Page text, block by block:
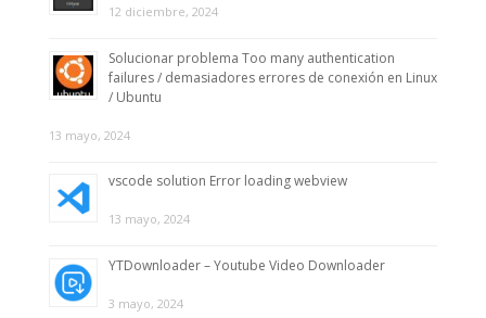
12 diciembre, 2024
Solucionar problema Too many authentication
failures / demasiadores errores de conexión en Linux
/ Ubuntu
13 mayo, 2024
vscode solution Error loading webview
13 mayo, 2024
YTDownloader – Youtube Video Downloader
3 mayo, 2024